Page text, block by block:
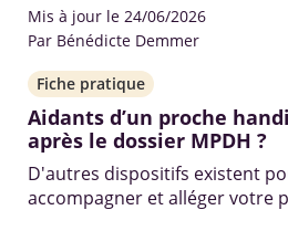
Mis à jour le 24/06/2026
Par Bénédicte Demmer
Fiche pratique
Aidants d’un proche
après le dossier MPDH ?
D'autres dispositifs existent
accompagner et alléger votre